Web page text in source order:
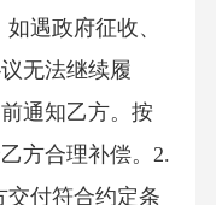
遇政府征收、
无法继续履
通知乙方。按
方合理补偿。2.
交付符合约定条